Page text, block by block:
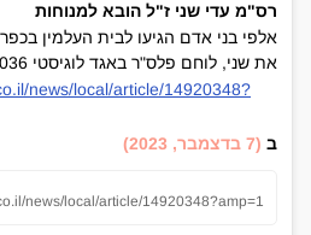
רס"מ עדי שני ז"ל הובא למנוחות
אלפי בני אדם הגיעו לבית העלמין
את שני, לוחם פלס"ר באגד לוגיסטי 6036.
news/local/article/14920348?
ב (7 בדצמבר, 2023)
news/local/article/14920348?amp=1